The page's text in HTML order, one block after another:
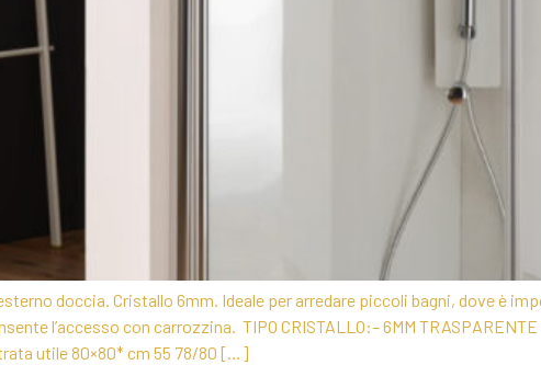
doccia. Cristallo 6mm. Ideale per arredare piccoli bagni, dove è
l’accesso con carrozzina. TIPO CRISTALLO:– 6MM TRASPARENTE
utile 80×80* cm 55 78/80 […]